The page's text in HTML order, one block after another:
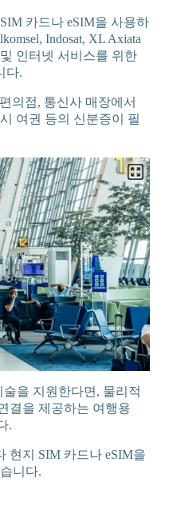
카드나 eSIM을 사용하
Indosat, XL Axiata
인터넷 서비스를 위한
다.
의점, 통신사 매장에서
여권 등의 신분증이 필
을 지원한다면, 물리적
결을 제공하는 여행용
.
현지 SIM 카드나 eSIM을
니다.